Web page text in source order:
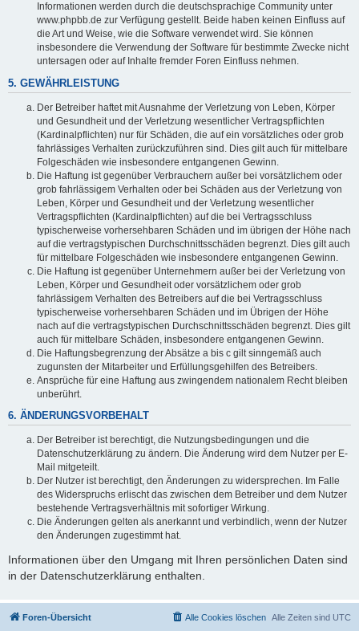
Informationen werden durch die deutschsprachige Community unter
www.phpbb.de zur Verfügung gestellt. Beide haben keinen Einfluss auf
die Art und Weise, wie die Software verwendet wird. Sie können
insbesondere die Verwendung der Software für bestimmte Zwecke nicht
untersagen oder auf Inhalte fremder Foren Einfluss nehmen.
5. GEWÄHRLEISTUNG
Der Betreiber haftet mit Ausnahme der Verletzung von Leben, Körper
und Gesundheit und der Verletzung wesentlicher Vertragspflichten
(Kardinalpflichten) nur für Schäden, die auf ein vorsätzliches oder grob
fahrlässiges Verhalten zurückzuführen sind. Dies gilt auch für mittelbare
Folgeschäden wie insbesondere entgangenen Gewinn.
Die Haftung ist gegenüber Verbrauchern außer bei vorsätzlichem oder
grob fahrlässigem Verhalten oder bei Schäden aus der Verletzung von
Leben, Körper und Gesundheit und der Verletzung wesentlicher
Vertragspflichten (Kardinalpflichten) auf die bei Vertragsschluss
typischerweise vorhersehbaren Schäden und im übrigen der Höhe nach
auf die vertragstypischen Durchschnittsschäden begrenzt. Dies gilt auch
für mittelbare Folgeschäden wie insbesondere entgangenen Gewinn.
Die Haftung ist gegenüber Unternehmern außer bei der Verletzung von
Leben, Körper und Gesundheit oder vorsätzlichem oder grob
fahrlässigem Verhalten des Betreibers auf die bei Vertragsschluss
typischerweise vorhersehbaren Schäden und im Übrigen der Höhe
nach auf die vertragstypischen Durchschnittsschäden begrenzt. Dies gilt
auch für mittelbare Schäden, insbesondere entgangenen Gewinn.
Die Haftungsbegrenzung der Absätze a bis c gilt sinngemäß auch
zugunsten der Mitarbeiter und Erfüllungsgehilfen des Betreibers.
Ansprüche für eine Haftung aus zwingendem nationalem Recht bleiben
unberührt.
6. ÄNDERUNGSVORBEHALT
Der Betreiber ist berechtigt, die Nutzungsbedingungen und die
Datenschutzerklärung zu ändern. Die Änderung wird dem Nutzer per E-
Mail mitgeteilt.
Der Nutzer ist berechtigt, den Änderungen zu widersprechen. Im Falle
des Widerspruchs erlischt das zwischen dem Betreiber und dem Nutzer
bestehende Vertragsverhältnis mit sofortiger Wirkung.
Die Änderungen gelten als anerkannt und verbindlich, wenn der Nutzer
den Änderungen zugestimmt hat.
Informationen über den Umgang mit Ihren persönlichen Daten sind
in der Datenschutzerklärung enthalten.
Foren-Übersicht Alle Zeiten sind UTC
Alle Cookies löschen